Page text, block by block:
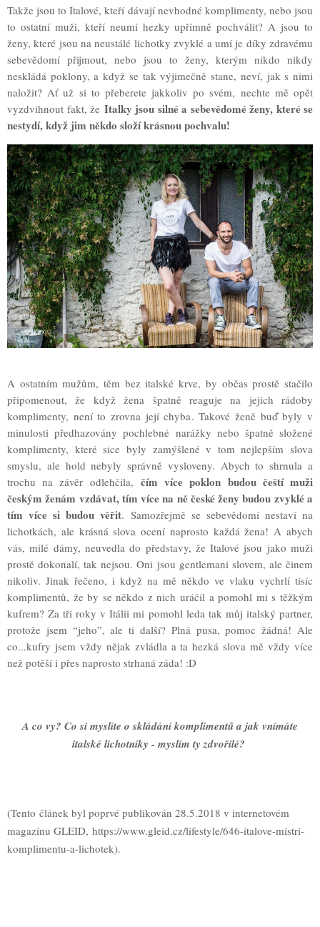
Takže jsou to Italové, kteří dávají nevhodné komplimenty, nebo jsou
to ostatní muži, kteří neumí hezky upřímně pochválit? A jsou to
ženy, které jsou na neustálé lichotky zvyklé a umí je díky zdravému
sebevědomí přijmout, nebo jsou to ženy, kterým nikdo nikdy
neskládá poklony, a když se tak výjimečně stane, neví, jak s nimi
naložit? Ať už si to přeberete jakkoliv po svém, nechte mě opět
vyzdvihnout fakt, že Italky jsou silné a sebevědomé ženy, které se
nestydí, když jim někdo složí krásnou pochvalu!
A ostatním mužům, těm bez italské krve, by občas prostě stačilo
připomenout, že když žena špatně reaguje na jejich rádoby
komplimenty, není to zrovna její chyba. Takové ženě buď byly v
minulosti předhazovány pochlebné narážky nebo špatně složené
komplimenty, které sice byly zamýšlené v tom nejlepším slova
smyslu, ale hold nebyly správně vysloveny. Abych to shrnula a
trochu na závěr odlehčila, čím více poklon budou čeští muži
českým ženám vzdávat, tím více na ně české ženy budou zvyklé a
tím více si budou věřit. Samozřejmě se sebevědomí nestaví na
lichotkách, ale krásná slova ocení naprosto každá žena! A abych
vás, milé dámy, neuvedla do představy, že Italové jsou jako muži
prostě dokonalí, tak nejsou. Oni jsou gentlemani slovem, ale činem
nikoliv. Jinak řečeno, i když na mě někdo ve vlaku vychrlí tisíc
komplimentů, že by se někdo z nich uráčil a pomohl mi s těžkým
kufrem? Za tři roky v Itálii mi pomohl leda tak můj italský partner,
protože jsem “jeho”, ale ti další? Plná pusa, pomoc žádná! Ale
co...kufry jsem vždy nějak zvládla a ta hezká slova mě vždy více
než potěší i přes naprosto strhaná záda! :D
A co vy? Co si myslíte o skládání komplimentů a jak vnímáte
italské lichotníky - myslím ty zdvořilé?
(Tento článek byl poprvé publikován 28.5.2018 v internetovém
magazínu GLEID, https://www.gleid.cz/lifestyle/646-italove-mistri-
komplimentu-a-lichotek).